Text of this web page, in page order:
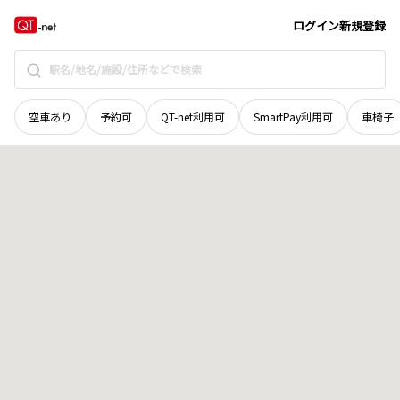
ログイン新規登録
空車あり 予約可 QT-net利用可 SmartPay利用可 車椅子
愛媛県